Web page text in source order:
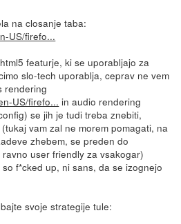
na closanje taba:
US/firefo...
featurje, ki se uporabljajo za
slo-tech uporablja, ceprav ne vem
rendering
US/firefo... in audio rendering
se jih je tudi treba znebiti,
vam zal ne morem pomagati, na
zhebem, se preden do
user friendly za vsakogar)
f*cked up, ni sans, da se izognejo
svoje strategije tule: